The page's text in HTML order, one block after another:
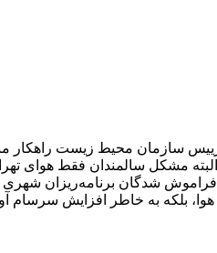
سازمان محیط زیست راهکار
مشکل سالمندان فقط هوای
فراموش شدگان برنامه‌ریزان
هوا، بلکه به خاطر افزایش